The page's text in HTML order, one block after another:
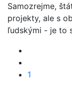
Samozrejme,
projekty, ale s
ľudskými - je to
1